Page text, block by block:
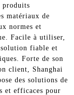
produits
matériaux de
normes et
Facile à utiliser,
fiable et
Forte de son
client, Shanghai
des solutions de
et efficaces pour